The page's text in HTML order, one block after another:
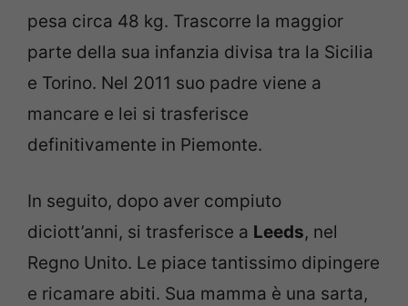
pesa circa 48 kg. Trascorre la maggior
parte della sua infanzia divisa tra la Sicilia
e Torino. Nel 2011 suo padre viene a
mancare e lei si trasferisce
definitivamente in Piemonte.
In seguito, dopo aver compiuto
diciott’anni, si trasferisce a Leeds, nel
Regno Unito. Le piace tantissimo dipingere
e ricamare abiti. Sua mamma è una sarta,